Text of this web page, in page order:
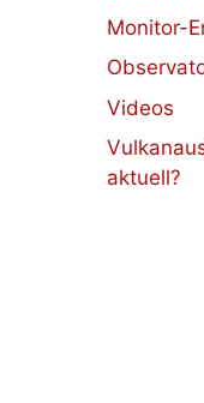
Monitor-
Videos
aktuell?